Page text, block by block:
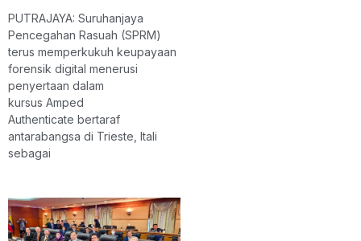
PUTRAJAYA: Suruhanjaya
Pencegahan Rasuah (SPRM)
terus memperkukuh keupayaan
forensik digital menerusi
penyertaan dalam
kursus Amped
Authenticate bertaraf
antarabangsa di Trieste, Itali
sebagai